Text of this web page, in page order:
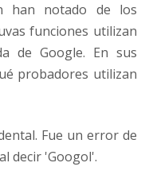
han notado de los
funciones utilizan
de Google. En sus
probadores utilizan
Fue un error de
decir 'Googol'.